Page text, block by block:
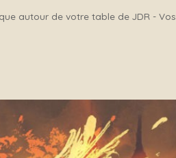
autour de votre table de JDR - Vos